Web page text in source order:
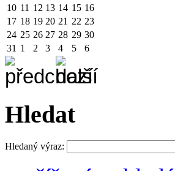
10 11 12 13 14 15 16
17 18 19 20 21 22 23
24 25 26 27 28 29 30
31 1 2 3 4 5 6
Hledat
Hledaný výraz: